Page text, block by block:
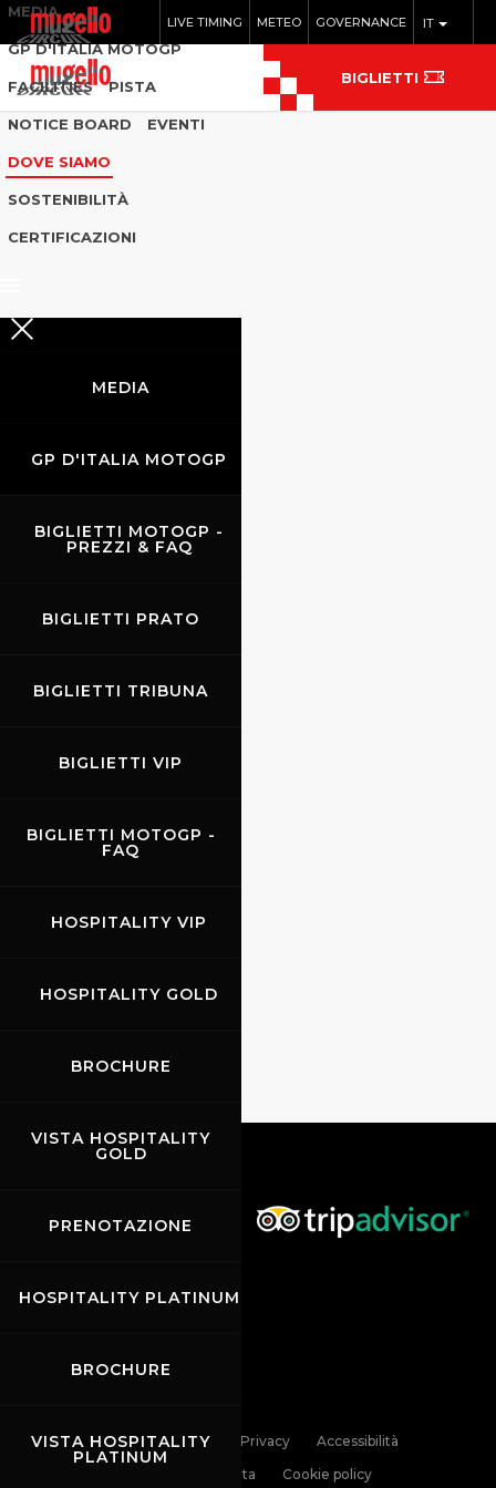
IT
LIVE TIMING METEO GOVERNANCE
MEDIA
GP D'ITALIA MOTOGP
FACILITIES PISTA
NOTICE BOARD EVENTI
DOVE SIAMO
SOSTENIBILITÀ
CERTIFICAZIONI
MEDIA
GP D'ITALIA MOTOGP
BIGLIETTI MOTOGP -
PREZZI & FAQ
BIGLIETTI PRATO
BIGLIETTI TRIBUNA
BIGLIETTI VIP
BIGLIETTI MOTOGP -
FAQ
HOSPITALITY VIP
HOSPITALITY GOLD
BROCHURE
VISTA HOSPITALITY
GOLD
PRENOTAZIONE
HOSPITALITY PLATINUM
BROCHURE
VISTA HOSPITALITY
PLATINUM
BIGLIETTI
Links Contatti Privacy
Accessibilità
Codice di Condotta
Cookie policy